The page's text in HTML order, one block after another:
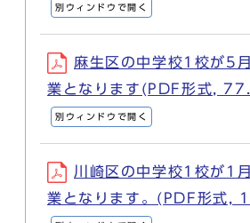
別ウィンドウで開く
麻生区の中学校1校が5
業となります(PDF形式,
別ウィンドウで開く
川崎区の中学校1校が1
業となります。(PDF形式,